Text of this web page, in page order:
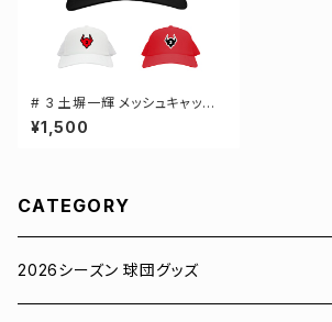
# 3 土塀一輝 メッシュキャップ
選手還元 3カラー 000700
¥1,500
CATEGORY
2026シーズン 球団グッズ